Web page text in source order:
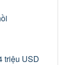
triệu USD